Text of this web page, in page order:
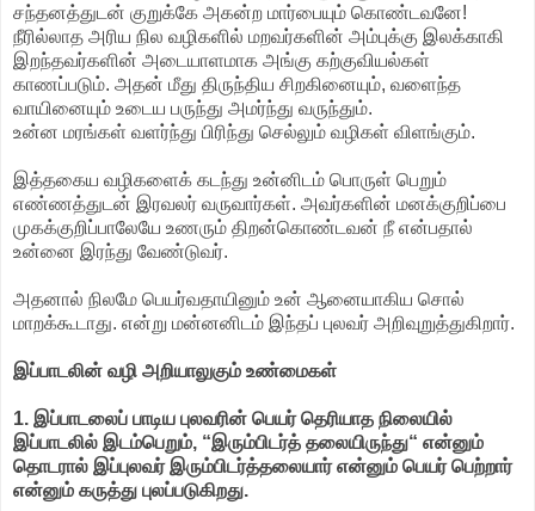
சந்தனத்துடன் குறுக்கே அகன்ற மார்பையும் கொண்டவனே!
நீரில்லாத அரிய நில வழிகளில் மறவர்களின் அம்புக்கு இலக்காகி
இறந்தவர்களின் அடையாளமாக அங்கு கற்குவியல்கள்
காணப்படும். அதன் மீது திருந்திய சிறகினையும், வளைந்த
வாயினையும் உடைய பருந்து அமர்ந்து வருந்தும்.
உன்ன மரங்கள் வளர்ந்து பிரிந்து செல்லும் வழிகள் விளங்கும்.
இத்தகைய வழிகளைக் கடந்து உன்னிடம் பொருள் பெறும்
எண்ணத்துடன் இரவலர் வருவார்கள். அவர்களின் மனக்குறிப்பை
முகக்குறிப்பாலேயே உணரும் திறன்கொண்டவன் நீ என்பதால்
உன்னை இரந்து வேண்டுவர்.
அதனால் நிலமே பெயர்வதாயினும் உன் ஆனையாகிய சொல்
மாறக்கூடாது. என்று மன்னனிடம் இந்தப் புலவர் அறிவுறுத்துகிறார்.
இப்பாடலின் வழி அறியாலுகும் உண்மைகள்
1. இப்பாடலைப் பாடிய புலவரின் பெயர் தெரியாத நிலையில்
இப்பாடலில் இடம்பெறும், “இரும்பிடர்த் தலையிருந்து“ என்னும்
தொடரால் இப்புலவர் இரும்பிடர்த்தலையார் என்னும் பெயர் பெற்றார்
என்னும் கருத்து புலப்படுகிறது.